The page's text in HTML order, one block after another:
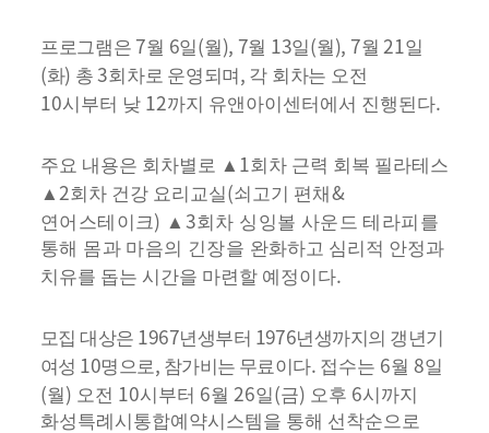
프로그램은7월 6일 (월 ), 7월 13일 (월 ), 7월21일
(화) 총3회차로 운영되며 , 각 회차는 오전
10시부터 낮 12까지 유앤아이센터에서 진행된다.
주요 내용은 회차별로 ▲ 1회차 근력 회복 필라테스
▲ 2회차 건강 요리교실 (쇠고기 편채 &
연어스테이크) ▲ 3회차 싱잉볼 사운드 테라피를
통해 몸과 마음의 긴장을 완화하고 심리적 안정과
치유를 돕는 시간을 마련할 예정이다.
모집 대상은 1967년생부터 1976년생까지의 갱년기
여성 10명으로, 참가비는 무료이다. 접수는 6월8일
(월 ) 오전 10시부터 6월 26일 (금) 오후 6시까지
화성특례시통합예약시스템을 통해 선착순으로